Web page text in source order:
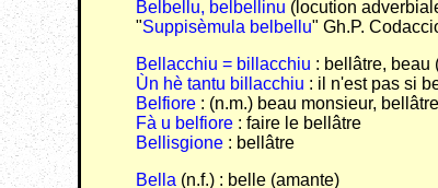
Belbellu, belbellinu (locution
"Suppisèmula belbellu" Gh.P.
Bellacchiu = billacchiu : bellâtre, beau
Ùn hè tantu billacchiu : il n'est pas si
Belfiore : (n.m.) beau monsieur,
Fà u belfiore : faire le bellâtre
Bellisgione : bellâtre
Bella (n.f.) : belle (amante)